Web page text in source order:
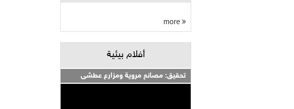
أفلام بيئية
تحقيق: مصانع مروية ومزارع عطشى